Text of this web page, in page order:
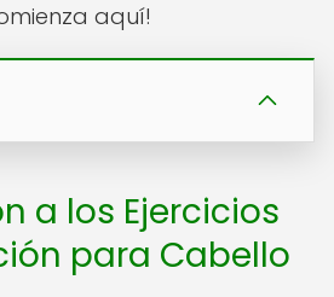
aquí!
a los Ejercicios
para Cabello